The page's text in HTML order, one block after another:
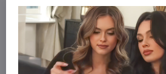
Szeretne több
amennyi raktáron van?
Ne habozzon kapcsolatba lépni velünk,